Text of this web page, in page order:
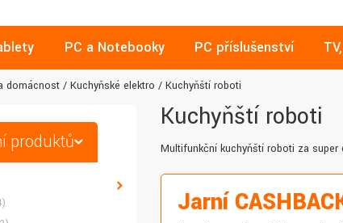
PC a Notebooky PC příslušenství
domácnost Kuchyňské elektro Kuchyňští roboti
produktů
Kuchyňští roboti
Multifunkční kuchyňští roboti za super
Jarní